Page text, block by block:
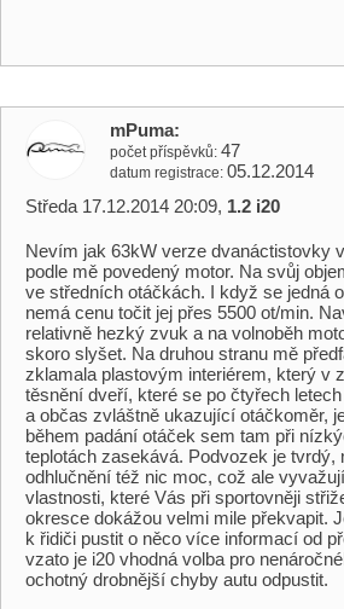
mPuma
počet příspěvků 47
datum registrace 05.12.2014
Středa 17.12.2014 20:09, 1.2 i20
Nevím jak 63kW verze dvanáctistovky
podle mě povedený motor. Na svůj
ve středních otáčkách. I když se jedná
nemá cenu točit jej přes 5500 ot/min.
relativně hezký zvuk a na volnoběh
skoro slyšet. Na druhou stranu mě
zklamala plastovým interiérem, který v
těsnění dveří, které se po čtyřech
a občas zvláštně ukazující otáčkoměr,
během padání otáček sem tam při
teplotách zasekává. Podvozek je tvrdý,
odhlučnění též nic moc, což ale
vlastnosti, které Vás při sportovněji
okresce dokážou velmi mile překvapit.
k řidiči pustit o něco více informací od
vzato je i20 vhodná volba pro
ochotný drobnější chyby autu odpustit.